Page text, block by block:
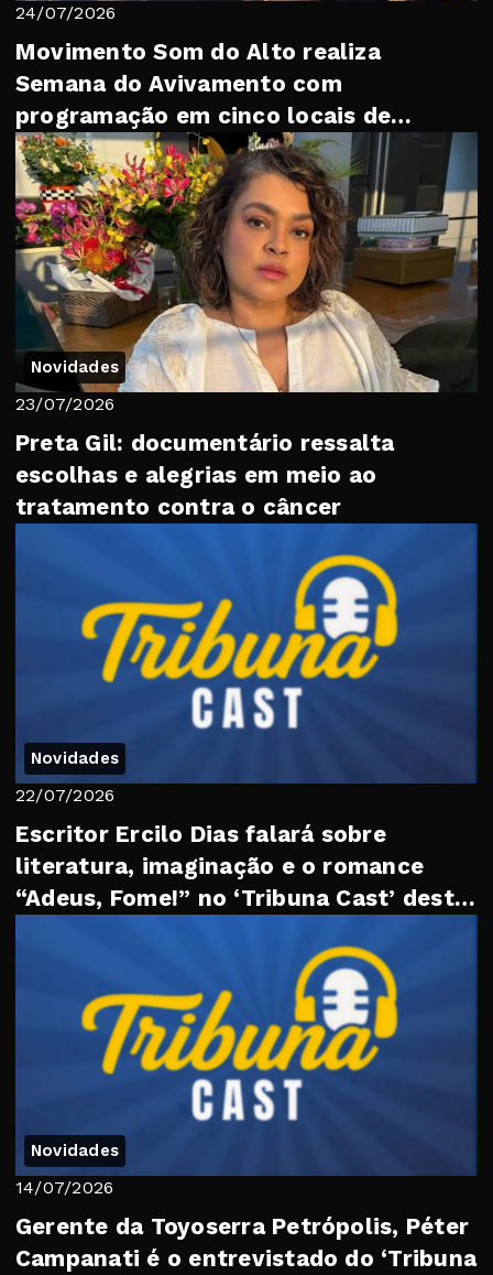
24/07/2026
Movimento Som do Alto realiza
Semana do Avivamento com
programação em cinco locais de
Petrópolis
Novidades
23/07/2026
Preta Gil: documentário ressalta
escolhas e alegrias em meio ao
tratamento contra o câncer
Novidades
22/07/2026
Escritor Ercilo Dias falará sobre
literatura, imaginação e o romance
“Adeus, Fome!” no ‘Tribuna Cast’ desta
Novidades
14/07/2026
Gerente da Toyoserra Petrópolis, Péter
Campanati é o entrevistado do ‘Tribuna